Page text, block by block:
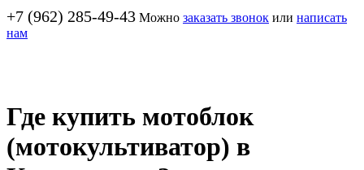
+7 (962) 285-49-43 Можно заказать звонок или написать
нам
Где купить мотоблок
(мотокультиватор) в